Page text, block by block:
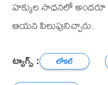
హక్కుల సాధనలో
ఆయన పిలుపునిచ్చారు.
ట్యాగ్స్ : లోకల్